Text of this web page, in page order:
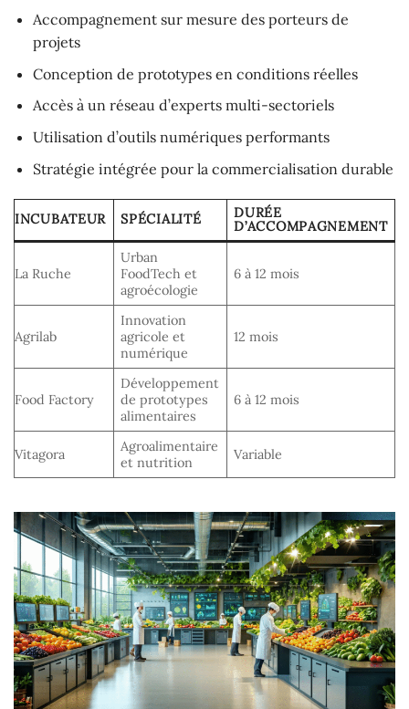
Accompagnement sur mesure des porteurs de
projets
Conception de prototypes en conditions réelles
Accès à un réseau d’experts multi-sectoriels
Utilisation d’outils numériques performants
Stratégie intégrée pour la commercialisation durable
INCUBATEUR SPÉCIALITÉ
DURÉE
D’ACCOMPAGNEMENT
La Ruche
Urban
FoodTech et
agroécologie
6 à 12 mois
Agrilab
Innovation
agricole et
numérique
12 mois
Food Factory
Développement
de prototypes
alimentaires
6 à 12 mois
Vitagora
Agroalimentaire
et nutrition
Variable